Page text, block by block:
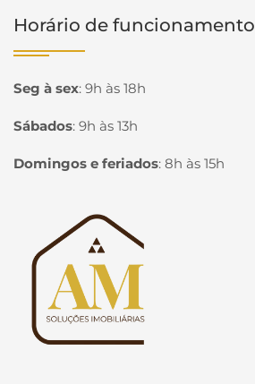
Horário de funcionamento
Seg à sex: 9h às 18h
Sábados: 9h às 13h
Domingos e feriados: 8h às 15h
Página inicial